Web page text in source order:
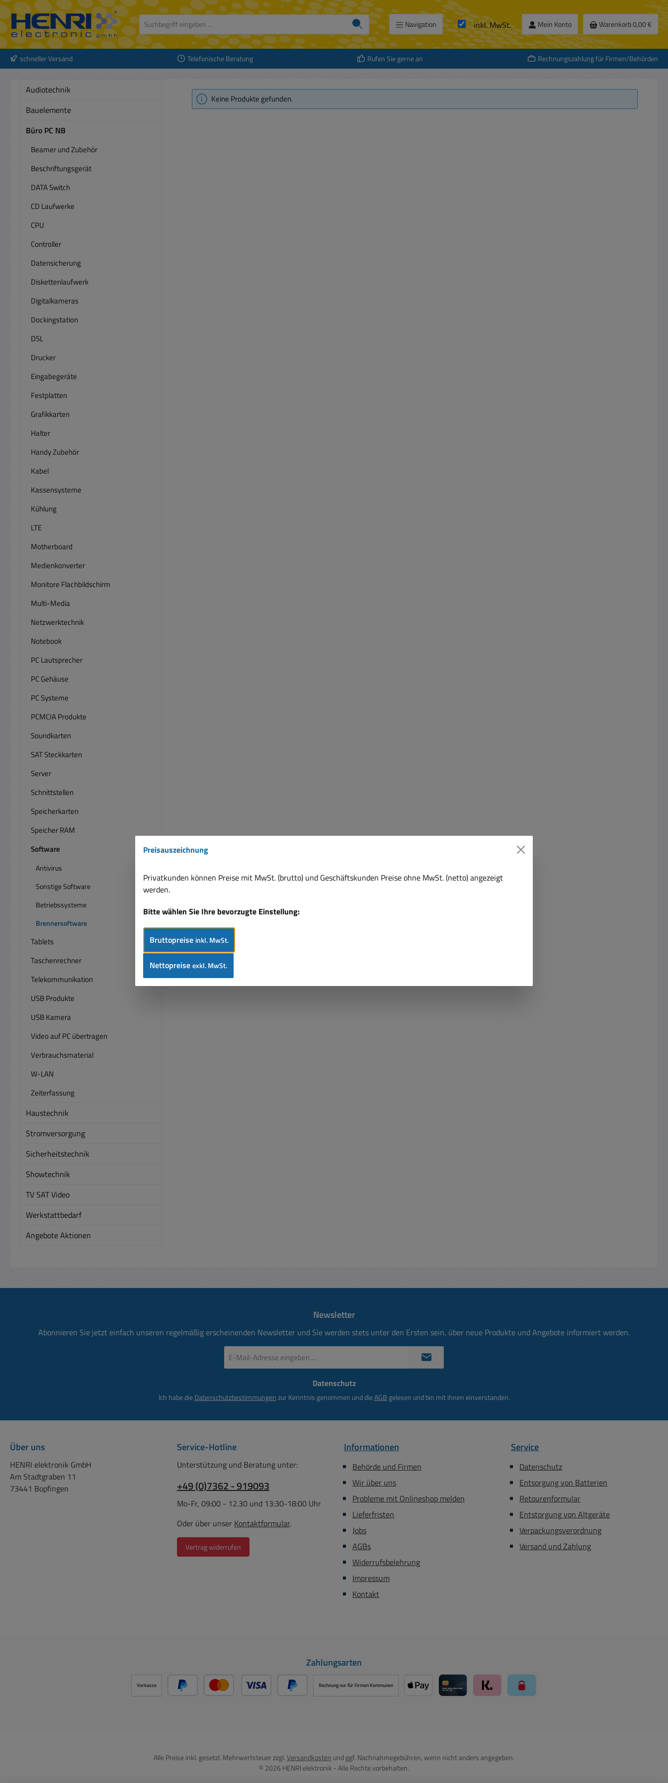
Hauptinhalt springen
Zur Suche springen
Zur Hauptnavigation springen
Navigation inkl. MwSt. Mein Konto Warenkorb0,00 €
schneller Versand Telefonische Beratung Rufen Sie gerne an Rechnungszahlung für Firmen/Behörden
Audiotechnik
Bauelemente
Büro PC NB
Beamer und Zubehör
Beschriftungsgerät
DATA Switch
CD Laufwerke
CPU
Controller
Datensicherung
Diskettenlaufwerk
Digitalkameras
Dockingstation
DSL
Drucker
Eingabegeräte
Festplatten
Grafikkarten
Halter
Handy Zubehör
Kabel
Kassensysteme
Kühlung
LTE
Motherboard
Medienkonverter
Monitore Flachbildschirm
Multi-Media
Netzwerktechnik
Notebook
PC Lautsprecher
PC Gehäuse
PC Systeme
PCMCIA Produkte
Soundkarten
SAT Steckkarten
Server
Schnittstellen
Speicherkarten
Speicher RAM
Software
Antivirus
Sonstige Software
Betriebssysteme
Brennersoftware
Tablets
Taschenrechner
Telekommunikation
USB Produkte
USB Kamera
Video auf PC übertragen
Verbrauchsmaterial
W-LAN
Zeiterfassung
Haustechnik
Stromversorgung
Sicherheitstechnik
Showtechnik
TV SAT Video
Werkstattbedarf
Angebote Aktionen
Keine Produkte gefunden.
Newsletter
Abonnieren Sie jetzt einfach unseren regelmäßig erscheinenden Newsletter und Sie werden stets unter den Ersten sein, über neue Produkte und Angebote informiert werden.
Mail-
Datenschutz
Ich habe dieDatenschutzbestimmungenzur Kenntnis genommen und dieAGB gelesen und bin mit ihnen einverstanden.
Über uns
HENRI elektronik GmbH
Am Stadtgraben 11
73441 Bopfingen
Service-Hotline
Unterstützung und Beratung unter:
+49 (0)7362 - 919093
Mo-Fr, 09:00 - 12.30 und 13:30-18:00 Uhr
Oder über unser Kontaktformular.
Vertrag widerrufen
Informationen
Behörde und Firmen
Wir über uns
Probleme mit Onlineshop melden
Lieferfristen
Jobs
AGBs
Widerrufsbelehrung
Impressum
Kontakt
Service
Datenschutz
Entsorgung von Batterien
Retourenformular
Entstorgung von Altgeräte
Verpackungsverordnung
Versand und Zahlung
Zahlungsarten
Vorkasse Rechnung nur für Firmen Kommunen
Alle Preise inkl. gesetzl. Mehrwertsteuer zzgl.Versandkosten und ggf. Nachnahmegebühren, wenn nicht anders angegeben.
© 2026 HENRI elektronik - Alle Rechte vorbehalten.
Preisauszeichnung
Privatkunden können Preise mit MwSt. (brutto) und Geschäftskunden Preise ohne MwSt. (netto) angezeigt
werden.
Bitte wählen Sie Ihre bevorzugte Einstellung:
Bruttopreise inkl. MwSt.
Nettopreiseexkl. MwSt.